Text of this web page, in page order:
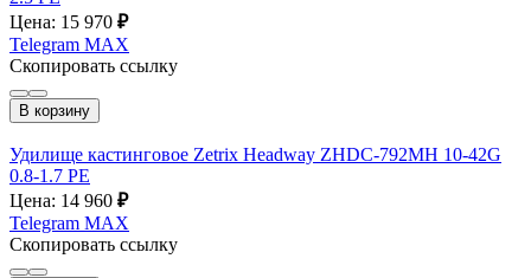
Цена: 15 970 ₽
Telegram MAX
Скопировать ссылку
В корзину
Удилище кастинговое Zetrix Headway ZHDC-792MH 10-42G
0.8-1.7 PE
Цена: 14 960 ₽
Telegram MAX
Скопировать ссылку